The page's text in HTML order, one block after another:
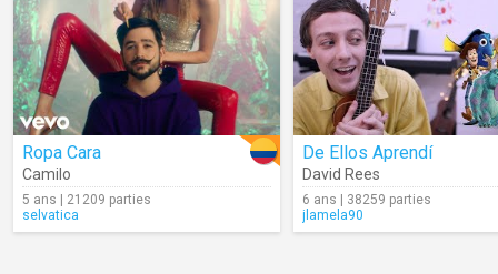
Ropa Cara
Camilo
5 ans | 21209 parties
selvatica
De Ellos Aprendí
David Rees
6 ans | 38259 parties
jlamela90